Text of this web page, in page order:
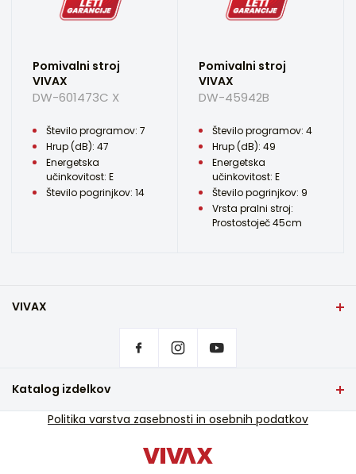
Pomivalni stroj
VIVAX
DW-601473C X
Število programov: 7
Hrup (dB): 47
Energetska
učinkovitost: E
Število pogrinjkov: 14
Pomivalni stroj
VIVAX
DW-45942B
Število programov: 4
Hrup (dB): 49
Energetska
učinkovitost: E
Število pogrinjkov: 9
Vrsta pralni stroj:
Prostostoječ 45cm
VIVAX
Kje kupiti izdelke VIVAX?
Podpora za storitve
Servisna podpora izven garancije
Katalog izdelkov
TV in avdioPolitika varstva zasebnosti in osebnih podatkov